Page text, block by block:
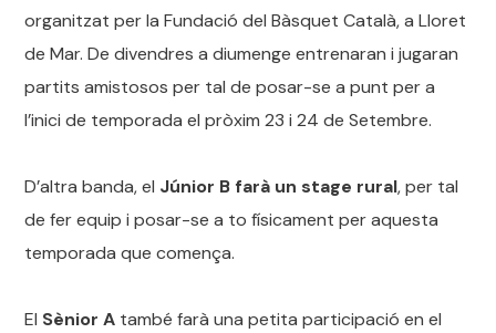
organitzat per la Fundació del Bàsquet Català, a Lloret
de Mar. De divendres a diumenge entrenaran i jugaran
partits amistosos per tal de posar-se a punt per a
l’inici de temporada el pròxim 23 i 24 de Setembre.
D’altra banda, el Júnior B farà un stage rural, per tal
de fer equip i posar-se a to físicament per aquesta
temporada que comença.
El Sènior A també farà una petita participació en el